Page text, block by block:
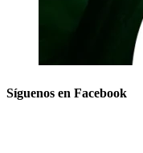
Síguenos en Facebook